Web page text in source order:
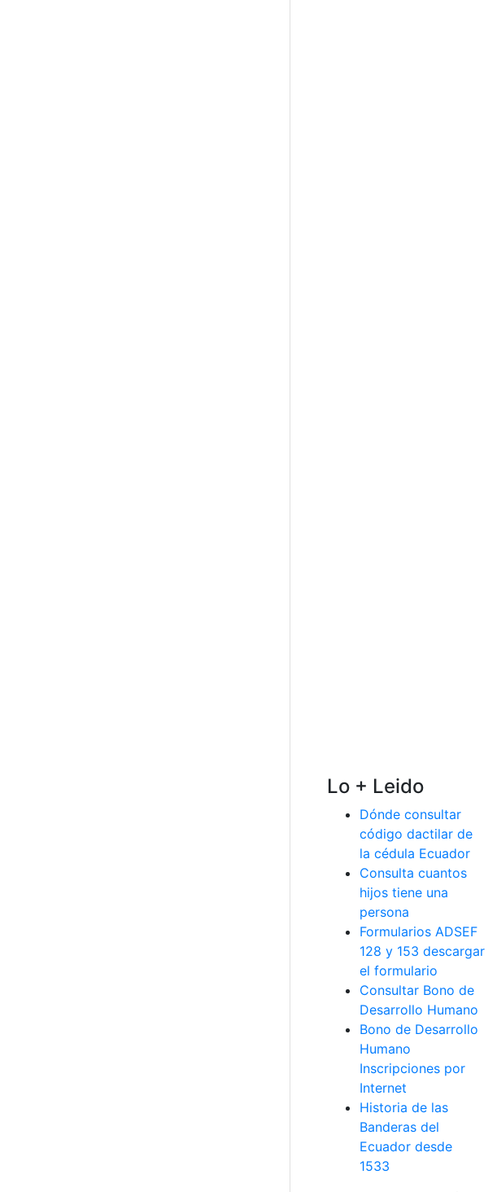
Lo + Leido
Dónde consultar
código dactilar de
la cédula Ecuador
Consulta cuantos
hijos tiene una
persona
Formularios ADSEF
128 y 153 descargar
el formulario
Consultar Bono de
Desarrollo Humano
Bono de Desarrollo
Humano
Inscripciones por
Internet
Historia de las
Banderas del
Ecuador desde
1533